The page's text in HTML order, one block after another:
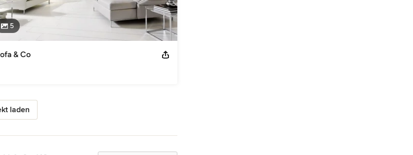
5
& Co
laden